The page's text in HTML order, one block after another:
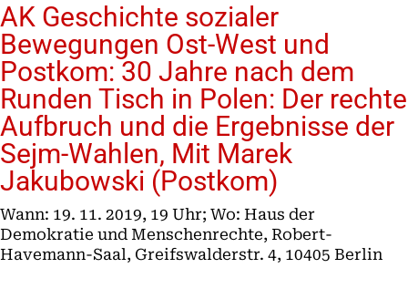
AK Geschichte sozialer
Bewegungen Ost-West und
Postkom: 30 Jahre nach dem
Runden Tisch in Polen: Der rechte
Aufbruch und die Ergebnisse der
Sejm-Wahlen, Mit Marek
Jakubowski (Postkom)
Wann: 19. 11. 2019, 19 Uhr; Wo: Haus der
Demokratie und Menschenrechte, Robert-
Havemann-Saal, Greifswalderstr. 4, 10405 Berlin